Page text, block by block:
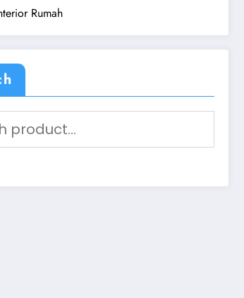
Rumah
Hubungi Customer Service